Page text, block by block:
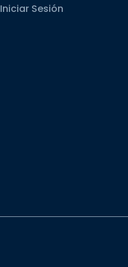
Iniciar Sesión